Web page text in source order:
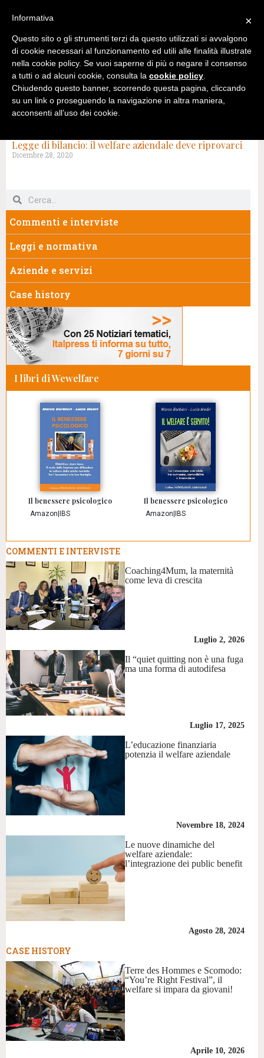
Legge di bilancio: il welfare aziendale deve riprovarci
Dicembre 28, 2020
Commenti e interviste
Leggi e normativa
Aziende e servizi
Case history
I libri di Wewelfare
Il benessere psicologico
Amazon IBS
Il benessere psicologico
Amazon IBS
COMMENTI E INTERVISTE
Coaching4Mum, la maternità
come leva di crescita
Luglio 2, 2026
Il “quiet quitting non è una fuga
ma una forma di autodifesa
Luglio 17, 2025
L’educazione finanziaria
potenzia il welfare aziendale
Novembre 18, 2024
Le nuove dinamiche del
welfare aziendale:
l’integrazione dei public benefit
Agosto 28, 2024
CASE HISTORY
Terre des Hommes e Scomodo:
“You’re Right Festival”, il
welfare si impara da giovani!
Aprile 10, 2026
×
Informativa
Questo sito o gli strumenti terzi da questo utilizzati si avvalgono
di cookie necessari al funzionamento ed utili alle finalità illustrate
nella cookie policy. Se vuoi saperne di più o negare il consenso
a tutti o ad alcuni cookie, consulta la cookie policy.
Chiudendo questo banner, scorrendo questa pagina, cliccando
su un link o proseguendo la navigazione in altra maniera,
acconsenti all’uso dei cookie.